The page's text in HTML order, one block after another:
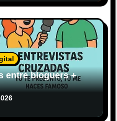
entre bloguers +